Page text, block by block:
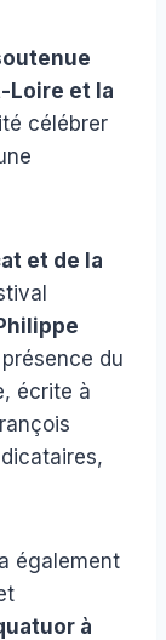
Loire et la
célébrer
et de la
du
écrite à
également
à